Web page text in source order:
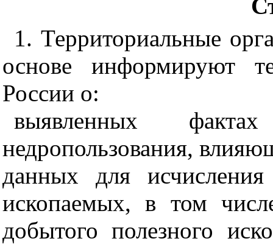
1. Территориальные
основе информируют
России о:
выявленных
недропользования,
данных для
ископаемых, в том
добытого полезного